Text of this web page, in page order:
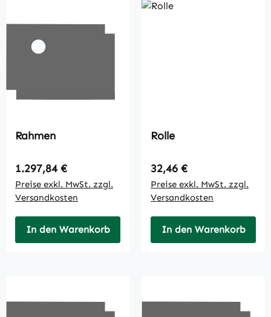
Rahmen
Regulärer Preis:
1.297,84 €
Preise exkl. MwSt. zzgl.
Versandkosten
In den Warenkorb
Rolle
Regulärer Preis:
32,46 €
Preise exkl. MwSt. zzgl.
Versandkosten
In den Warenkorb